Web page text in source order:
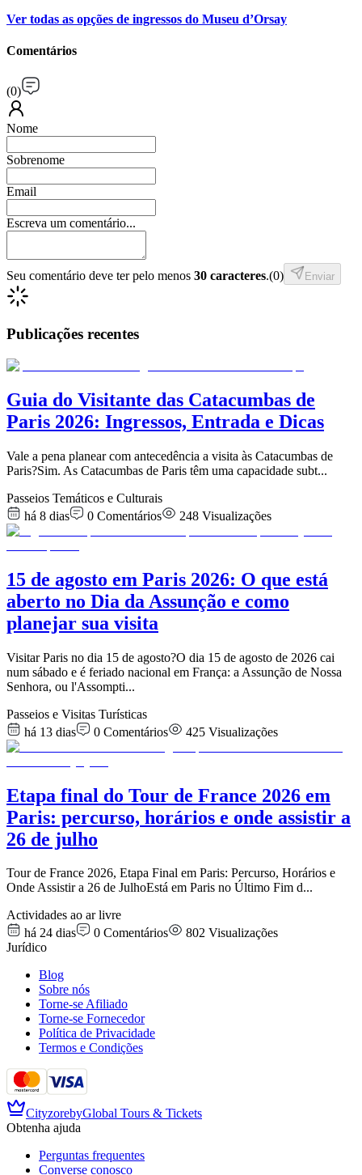
Ver todas as opções de ingressos do Museu d’Orsay
Comentários
(0)
Nome
Sobrenome
Email
Escreva um comentário...
Seu comentário deve ter pelo menos 30 caracteres.(0) Enviar
Publicações recentes
Guia do Visitante das Catacumbas de
Paris 2026: Ingressos, Entrada e Dicas
Vale a pena planear com antecedência a visita às Catacumbas de
Paris?Sim. As Catacumbas de Paris têm uma capacidade subt...
Passeios Temáticos e Culturais
há 8 dias
0 Comentários 248 Visualizações
15 de agosto em Paris 2026: O que está
aberto no Dia da Assunção e como
planejar sua visita
Visitar Paris no dia 15 de agosto?O dia 15 de agosto de 2026 cai
num sábado e é feriado nacional em França: a Assunção de Nossa
Senhora, ou l'Assompti...
Passeios e Visitas Turísticas
há 13 dias
0 Comentários 425 Visualizações
Etapa final do Tour de France 2026 em
Paris: percurso, horários e onde assistir a
26 de julho
Tour de France 2026, Etapa Final em Paris: Percurso, Horários e
Onde Assistir a 26 de JulhoEstá em Paris no Último Fim d...
Actividades ao ar livre
há 24 dias
0 Comentários 802 Visualizações
Jurídico
Blog
Sobre nós
Torne-se Afiliado
Torne-se Fornecedor
Política de Privacidade
Termos e Condições
CityzorebyGlobal Tours & Tickets
Obtenha ajuda
Perguntas frequentes
Converse conosco